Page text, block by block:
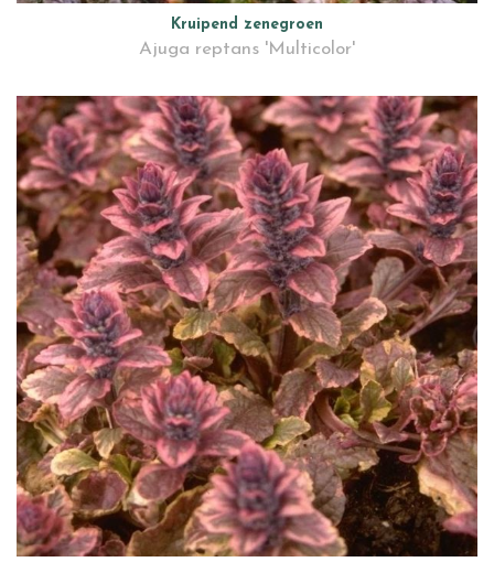
Kruipend zenegroen
Ajuga reptans 'Multicolor'